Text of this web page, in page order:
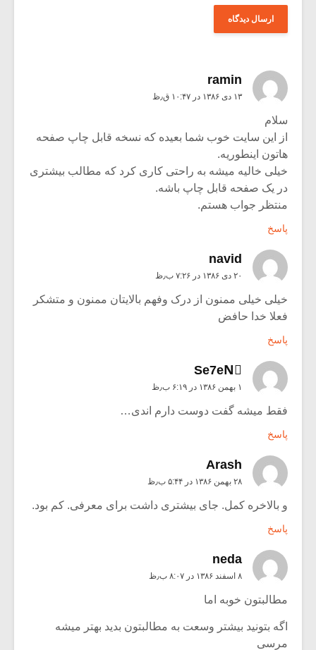
ramin
۱۳ دی ۱۳۸۶ در ۱۰:۴۷ ق٫ظ
سلام
از این سایت خوب شما بعیده که نسخه قابل چاپ صفحه
هاتون اینطوریه.
خیلی خالیه میشه به راحتی کاری کرد که مطالب بیشتری
در یک صفحه قابل چاپ باشه.
منتظر جواب هستم.
پاسخ
navid
۲۰ دی ۱۳۸۶ در ۷:۲۶ ب٫ظ
خیلی خیلی ممنون از درک وفهم بالایتان ممنون و متشکر
فعلا خدا حافض
پاسخ
Se7eNُ
۱ بهمن ۱۳۸۶ در ۶:۱۹ ب٫ظ
فقط میشه گفت دوست دارم اندی…
پاسخ
Arash
۲۸ بهمن ۱۳۸۶ در ۵:۴۴ ب٫ظ
و بالاخره کمل. جای بیشتری داشت برای معرفی. کم بود.
پاسخ
neda
۸ اسفند ۱۳۸۶ در ۸:۰۷ ب٫ظ
مطالبتون خوبه اما
اگه بتونید بیشتر وسعت به مطالبتون بدید بهتر میشه
مرسی